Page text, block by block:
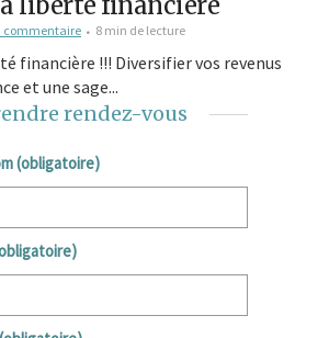
commentaire 8 min de lecture
financière !!! Diversifier vos revenus
et une sage...
rendez-vous
(obligatoire)